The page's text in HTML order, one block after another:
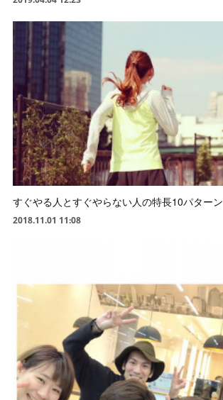
すぐやる人とすぐやらない人の特長10パターン
2018.11.01 11:08